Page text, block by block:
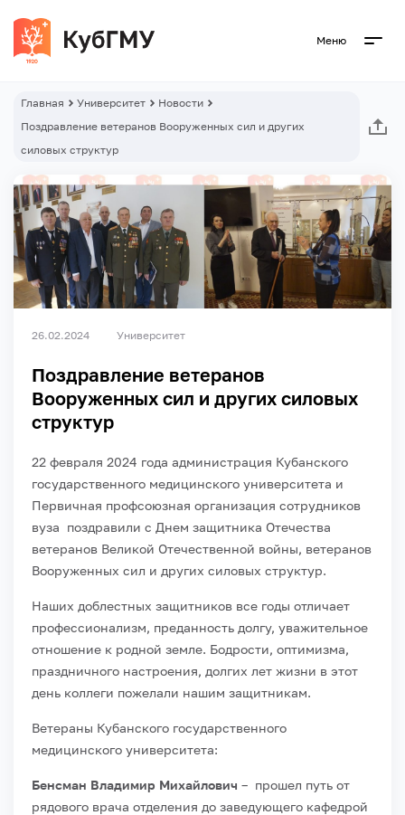
Меню
Главная Университет
Новости
Поздравление ветеранов Вооруженных сил и других
силовых структур
26.02.2024 Университет
Поздравление ветеранов
Вооруженных сил и других силовых
структур
22 февраля 2024 года администрация Кубанского
государственного медицинского университета и
Первичная профсоюзная организация сотрудников
вуза поздравили с Днем защитника Отечества
ветеранов Великой Отечественной войны, ветеранов
Вооруженных сил и других силовых структур.
Наших доблестных защитников все годы отличает
профессионализм, преданность долгу, уважительное
отношение к родной земле. Бодрости, оптимизма,
праздничного настроения, долгих лет жизни в этот
день коллеги пожелали нашим защитникам.
Ветераны Кубанского государственного
медицинского университета:
Бенсман Владимир Михайлович – прошел путь от
рядового врача отделения до заведующего кафедрой